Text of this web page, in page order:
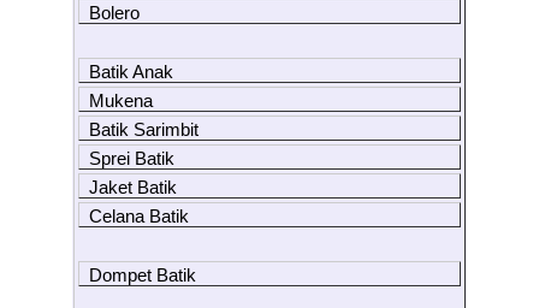
Bolero
Batik Anak
Mukena
Batik Sarimbit
Sprei Batik
Jaket Batik
Celana Batik
Dompet Batik